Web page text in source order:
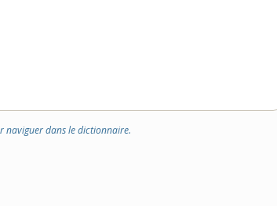
naviguer dans le dictionnaire.